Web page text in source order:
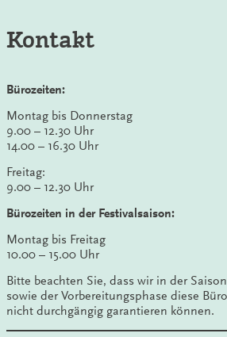
Kontakt
Bürozeiten:
Montag bis Donnerstag
9.00 – 12.30 Uhr
14.00 – 16.30 Uhr
Freitag:
9.00 – 12.30 Uhr
Bürozeiten in der Festivalsaison:
Montag bis Freitag
10.00 – 15.00 Uhr
Bitte beachten Sie, dass wir in der Saison
sowie der Vorbereitungsphase diese
nicht durchgängig garantieren können.